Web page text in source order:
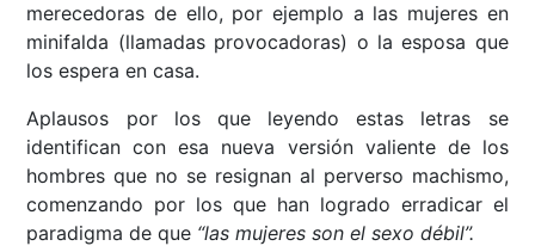
merecedoras de ello, por ejemplo a las mujeres en
minifalda (llamadas provocadoras) o la esposa que
los espera en casa.
Aplausos por los que leyendo estas letras se
identifican con esa nueva versión valiente de los
hombres que no se resignan al perverso machismo,
comenzando por los que han logrado erradicar el
paradigma de que “las mujeres son el sexo débil”.